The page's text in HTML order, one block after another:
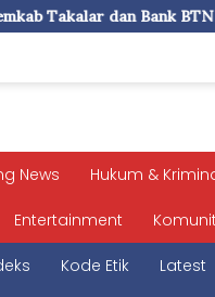
BTN Koordinasi
News Hukum &
Entertainment
Kode Etik Latest